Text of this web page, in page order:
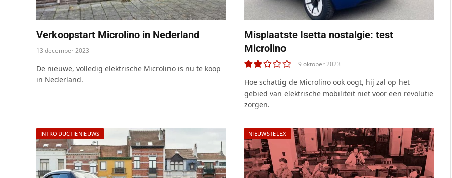
Verkoopstart Microlino in Nederland
13 december 2023
De nieuwe, volledig elektrische Microlino is nu te koop
in Nederland.
Misplaatste Isetta nostalgie: test
Microlino
4.0
9 oktober 2023
Hoe schattig de Microlino ook oogt, hij zal op het
gebied van elektrische mobiliteit niet voor een revolutie
zorgen.
INTRODUCTIENIEUWS NIEUWSTELEX